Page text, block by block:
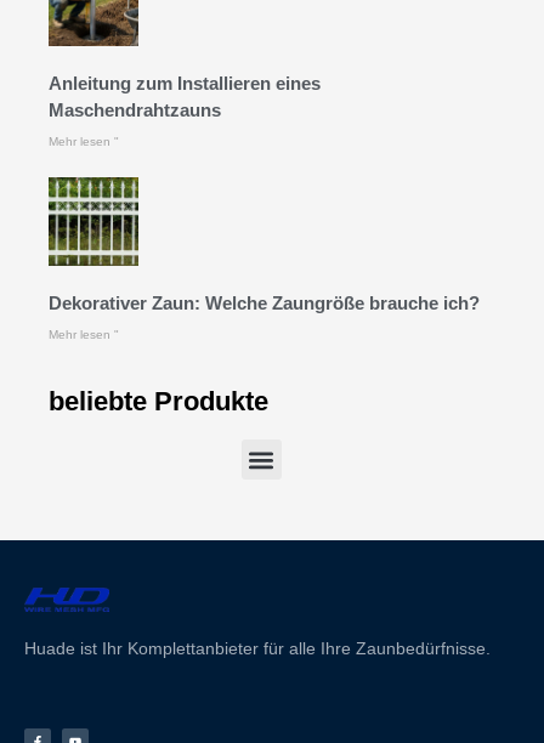
Anleitung zum Installieren eines
Maschendrahtzauns
Mehr lesen "
Dekorativer Zaun: Welche Zaungröße brauche ich?
Mehr lesen "
beliebte Produkte
Huade ist Ihr Komplettanbieter für alle Ihre Zaunbedürfnisse.